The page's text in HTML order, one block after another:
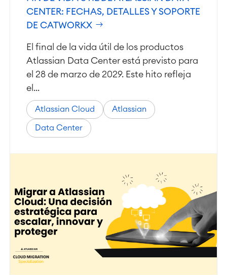
CENTER: FECHAS, DETALLES Y SOPORTE
DE CATWORKX
El final de la vida útil de los productos
Atlassian Data Center está previsto para
el 28 de marzo de 2029. Este hito refleja
el...
Atlassian Cloud Atlassian
Data Center